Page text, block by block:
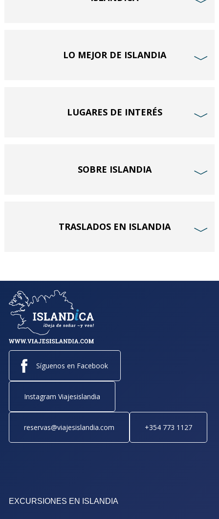
LO MEJOR DE ISLANDIA ﹀
LUGARES DE INTERÉS ﹀
SOBRE ISLANDIA ﹀
TRASLADOS EN ISLANDIA ﹀
Síguenos en Facebook
Instagram Viajesislandia
reservas@viajesislandia.com +354 773 1127
EXCURSIONES EN ISLANDIA